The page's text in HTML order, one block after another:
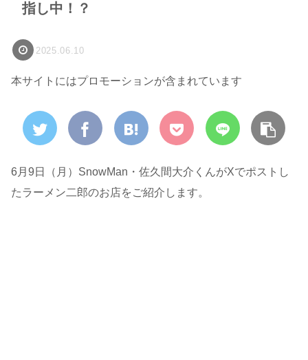
指し中！？
2025.06.10
本サイトにはプロモーションが含まれています
6月9日（月）SnowMan・佐久間大介くんがXでポストし
たラーメン二郎のお店をご紹介します。